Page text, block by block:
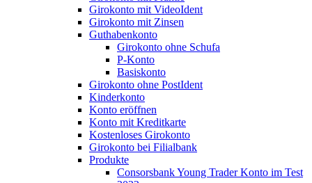
Girokonto mit VideoIdent
Girokonto mit Zinsen
Guthabenkonto
Girokonto ohne Schufa
P-Konto
Basiskonto
Girokonto ohne PostIdent
Kinderkonto
Konto eröffnen
Konto mit Kreditkarte
Kostenloses Girokonto
Girokonto bei Filialbank
Produkte
Consorsbank Young Trader Konto im Test